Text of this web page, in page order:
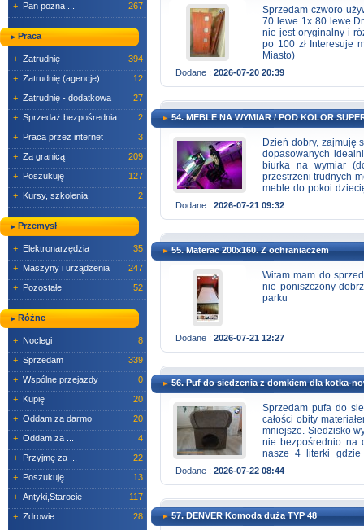
+ Pan pozna ... 267
Praca
+ Zatrudnię
394
+ Zatrudnię (agencje)
12
+ Zatrudnię - dodatkowa
27
+ Sprzedaż bezpośrednia
2
+ Praca przez internet
3
+ Za granicą
209
+ Poszukuję
127
+ Kursy, szkolenia 2
Przemysł
+ Elektronarzędzia
35
+ Maszyny i urządzenia
247
+ Pozostałe 52
Różne
+ Noclegi
8
+ Sprzedam
339
+ Wspólne przejazdy
0
+ Kupię
20
+ Oddam za darmo
20
+ Oddam za ...
4
+ Przyjmę za ...
22
+ Poszukuję
13
+ Antyki,Starocie
117
+ Zdrowie
28
Sprzedam czworo
70 lewe 1x 80 lewe
nie jest oryginalny i
po 100 zł Interesuje
Miasto)
Dodane : 2026-07-20 20:39
54. MEBLE NA WYMIAR / POD KOLOR
Dzień dobry, zajmuję
dopasowanych
biurka na wymiar
przestrzeni trudnych
meble do pokoi
na solidne
indywidualnie, z
wyłącznie ze
wygodne w
pomiar u klienta,
oraz uczciwe
również gotowe
na całą Polskę
Dodane : 2026-07-21 09:32
55. Materac 200x160. Z ochraniaczem
Witam mam do
nie poniszczony
parku
Dodane : 2026-07-21 12:27
56. Puf do siedzenia z domkiem dla kotka-
Sprzedam pufa do
całości obity
mniejsze. Siedzisko
nie bezpośrednio na
nasze 4 literki
Zewnątrz obite
odcień brązu a nie
co daje większą
środku , do
darmowa. Zapraszam
Dodane : 2026-07-22 08:44
57. DENVER Komoda duża TYP 48